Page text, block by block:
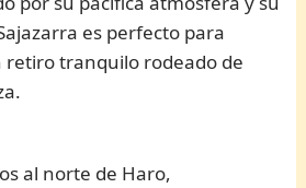
es perfecto para
retiro tranquilo rodeado de
al norte de Haro,